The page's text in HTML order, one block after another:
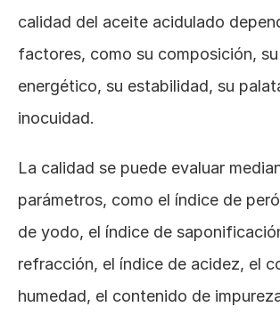
calidad del aceite acidulado
factores, como su composición,
energético, su estabilidad, su
inocuidad.
La calidad se puede evaluar
parámetros, como el índice de
de yodo, el índice de
refracción, el índice de acidez, el
humedad, el contenido de